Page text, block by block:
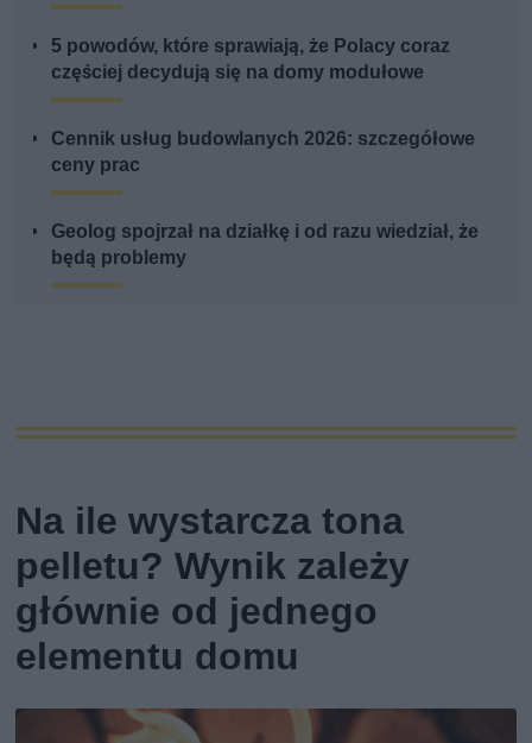
5 powodów, które sprawiają, że Polacy coraz
częściej decydują się na domy modułowe
Cennik usług budowlanych 2026: szczegółowe
ceny prac
Geolog spojrzał na działkę i od razu wiedział, że
będą problemy
Na ile wystarcza tona
pelletu? Wynik zależy
głównie od jednego
elementu domu